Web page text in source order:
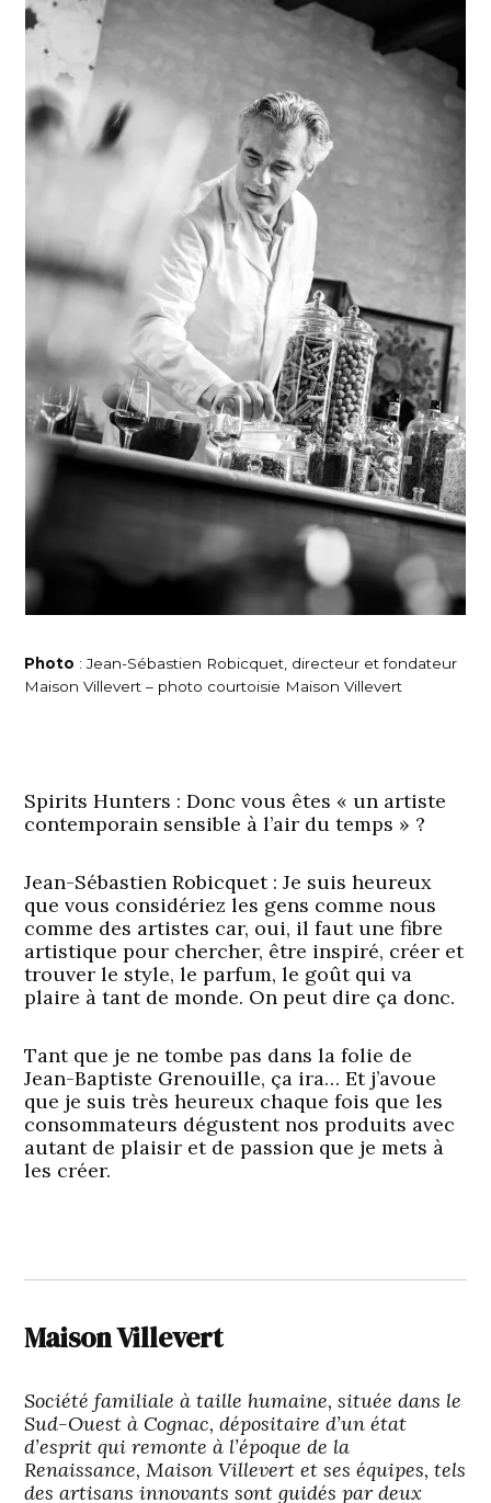
Photo : Jean-Sébastien Robicquet, directeur et fondateur
Maison Villevert – photo courtoisie Maison Villevert
Spirits Hunters : Donc vous êtes « un artiste
contemporain sensible à l’air du temps » ?
Jean-Sébastien Robicquet : Je suis heureux
que vous considériez les gens comme nous
comme des artistes car, oui, il faut une fibre
artistique pour chercher, être inspiré, créer et
trouver le style, le parfum, le goût qui va
plaire à tant de monde. On peut dire ça donc.
Tant que je ne tombe pas dans la folie de
Jean-Baptiste Grenouille, ça ira… Et j’avoue
que je suis très heureux chaque fois que les
consommateurs dégustent nos produits avec
autant de plaisir et de passion que je mets à
les créer.
Maison Villevert
Société familiale à taille humaine, située dans le
Sud-Ouest à Cognac, dépositaire d’un état
d’esprit qui remonte à l’époque de la
Renaissance, Maison Villevert et ses équipes, tels
des artisans innovants sont guidés par deux